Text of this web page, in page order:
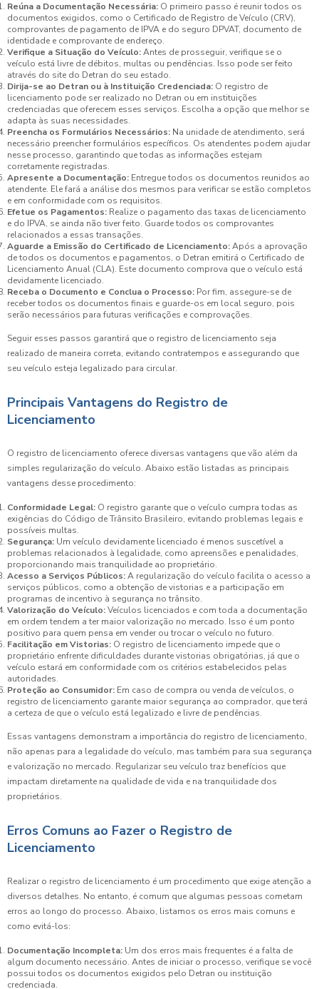
Reúna a Documentação Necessária: O primeiro passo é reunir todos os
documentos exigidos, como o Certificado de Registro de Veículo (CRV),
comprovantes de pagamento de IPVA e do seguro DPVAT, documento de
identidade e comprovante de endereço.
Verifique a Situação do Veículo:Antes de prosseguir, verifique se o
veículo está livre de débitos, multas ou pendências. Isso pode ser feito
através do site do Detran do seu estado.
Dirija-se ao Detran ou à Instituição Credenciada: O registro de
licenciamento pode ser realizado no Detran ou em instituições
credenciadas que oferecem esses serviços. Escolha a opção que melhor se
adapta às suas necessidades.
Preencha os Formulários Necessários: Na unidade de atendimento, será
necessário preencher formulários específicos. Os atendentes podem ajudar
nesse processo, garantindo que todas as informações estejam
corretamente registradas.
Apresente a Documentação: Entregue todos os documentos reunidos ao
atendente. Ele fará a análise dos mesmos para verificar se estão completos
e em conformidade com os requisitos.
Efetue os Pagamentos: Realize o pagamento das taxas de licenciamento
e do IPVA, se ainda não tiver feito. Guarde todos os comprovantes
relacionados a essas transações.
Aguarde a Emissão do Certificado de Licenciamento:Após a aprovação
de todos os documentos e pagamentos, o Detran emitirá o Certificado de
Licenciamento Anual (CLA). Este documento comprova que o veículo está
devidamente licenciado.
Receba o Documento e Conclua o Processo: Por fim, assegure-se de
receber todos os documentos finais e guarde-os em local seguro, pois
serão necessários para futuras verificações e comprovações.
Seguir esses passos garantirá que o registro de licenciamento seja
realizado de maneira correta, evitando contratempos e assegurando que
seu veículo esteja legalizado para circular.
Principais Vantagens do Registro de
Licenciamento
O registro de licenciamento oferece diversas vantagens que vão além da
simples regularização do veículo. Abaixo estão listadas as principais
vantagens desse procedimento:
Conformidade Legal: O registro garante que o veículo cumpra todas as
exigências do Código de Trânsito Brasileiro, evitando problemas legais e
possíveis multas.
Segurança: Um veículo devidamente licenciado é menos suscetível a
problemas relacionados à legalidade, como apreensões e penalidades,
proporcionando mais tranquilidade ao proprietário.
Acesso a Serviços Públicos:A regularização do veículo facilita o acesso a
serviços públicos, como a obtenção de vistorias e a participação em
programas de incentivo à segurança no trânsito.
Valorização do Veículo:Veículos licenciados e com toda a documentação
em ordem tendem a ter maior valorização no mercado. Isso é um ponto
positivo para quem pensa em vender ou trocar o veículo no futuro.
Facilitação em Vistorias: O registro de licenciamento impede que o
proprietário enfrente dificuldades durante vistorias obrigatórias, já que o
veículo estará em conformidade com os critérios estabelecidos pelas
autoridades.
Proteção ao Consumidor: Em caso de compra ou venda de veículos, o
registro de licenciamento garante maior segurança ao comprador, que terá
a certeza de que o veículo está legalizado e livre de pendências.
Essas vantagens demonstram a importância do registro de licenciamento,
não apenas para a legalidade do veículo, mas também para sua segurança
e valorização no mercado. Regularizar seu veículo traz benefícios que
impactam diretamente na qualidade de vida e na tranquilidade dos
proprietários.
Erros Comuns ao Fazer o Registro de
Licenciamento
Realizar o registro de licenciamento é um procedimento que exige atenção a
diversos detalhes. No entanto, é comum que algumas pessoas cometam
erros ao longo do processo. Abaixo, listamos os erros mais comuns e
como evitá-los:
Documentação Incompleta: Um dos erros mais frequentes é a falta de
algum documento necessário. Antes de iniciar o processo, verifique se você
possui todos os documentos exigidos pelo Detran ou instituição
credenciada.